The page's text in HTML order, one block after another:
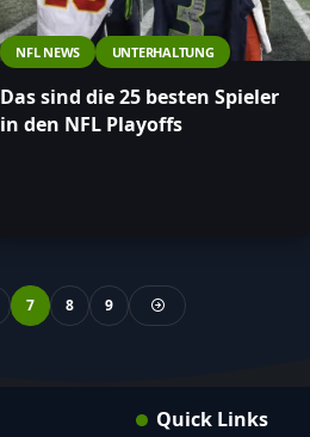
NFL NEWS UNTERHALTUNG
Das sind die 25 besten Spieler
in den NFL Playoffs
7 8 9
Quick Links